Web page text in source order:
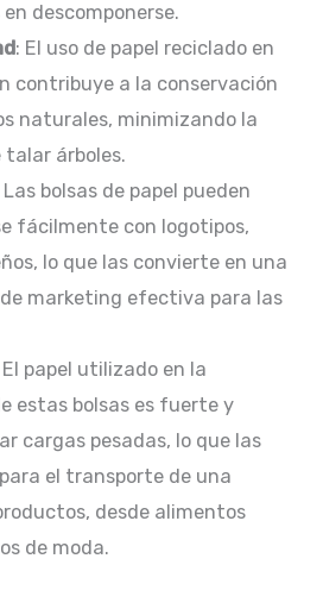
descomponerse.
: El uso de papel reciclado en
contribuye a la conservación
naturales, minimizando la
talar árboles.
Las bolsas de papel pueden
fácilmente con logotipos,
lo que las convierte en una
marketing efectiva para las
papel utilizado en la
estas bolsas es fuerte y
cargas pesadas, lo que las
el transporte de una
desde alimentos
de moda.